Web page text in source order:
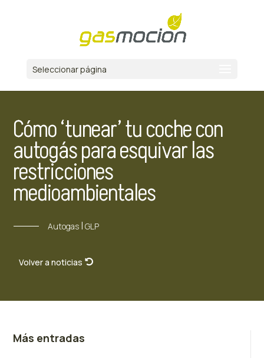
Seleccionar página
Cómo ‘tunear’ tu coche con
autogás para esquivar las
restricciones
medioambientales
Autogas| GLP
Volver a noticias
Más entradas